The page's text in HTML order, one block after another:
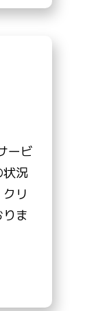
ービ
状況
リ
ま